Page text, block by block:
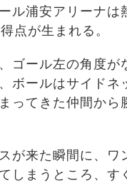
ル浦安アリーナは
点が生まれる。
ゴール左の角度が
ボールはサイドネ
ってきた仲間から
が来た瞬間に、ワ
しまうところ、す